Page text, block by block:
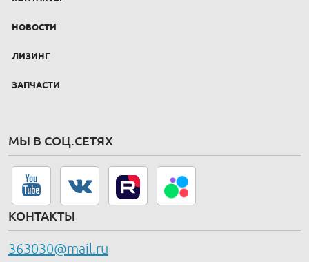
НОВОСТИ
ЛИЗИНГ
ЗАПЧАСТИ
МЫ В СОЦ.СЕТЯХ
КОНТАКТЫ
363030@mail.ru